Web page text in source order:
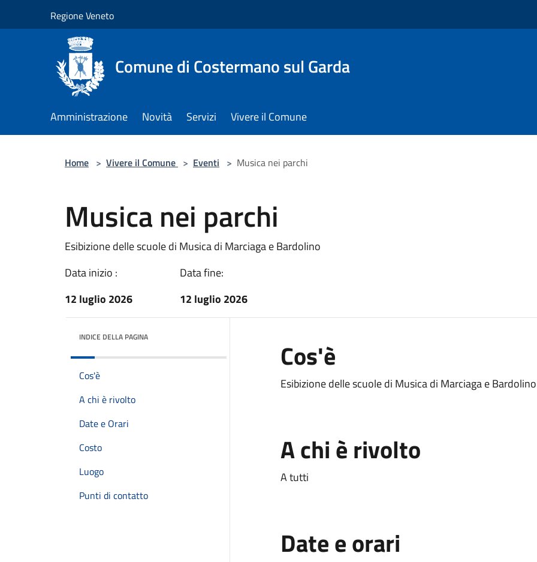
Regione Veneto
Comune di Costermano sul Garda
Amministrazione Novità Servizi Vivere il Comune
Home > Vivere il Comune > Eventi > Musica nei parchi
Musica nei parchi
Esibizione delle scuole di Musica di Marciaga e Bardolino
Data inizio :
12 luglio 2026
Data fine:
12 luglio 2026
INDICE DELLA PAGINA
Cos'è
A chi è rivolto
Date e Orari
Costo
Luogo
Punti di contatto
Cos'è
Esibizione delle scuole di Musica di Marciaga e Bardolino
A chi è rivolto
A tutti
Date e orari